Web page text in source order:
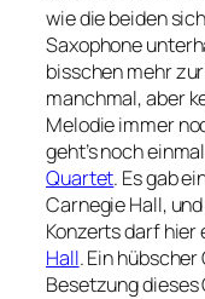
wie die beiden
Saxophone
bisschen mehr
manchmal, aber
Melodie immer
geht’s noch
Quartet. Es gab
Carnegie Hall,
Konzerts darf
Hall. Ein
Besetzung